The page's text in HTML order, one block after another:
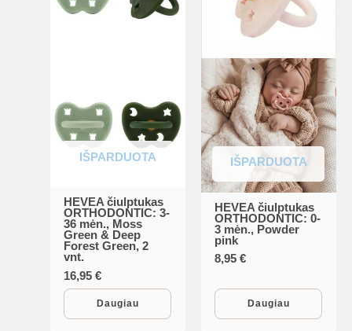
IŠPARDUOTA
HEVEA čiulptukas
ORTHODONTIC: 3-
36 mėn., Moss
Green & Deep
Forest Green, 2
vnt.
16,95€
Daugiau
IŠPARDUOTA
HEVEA čiulptukas
ORTHODONTIC: 0-
3 mėn., Powder
pink
8,95€
Daugiau